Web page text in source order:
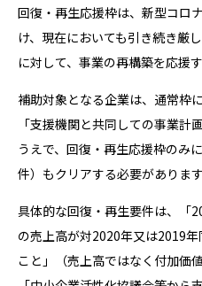
回復・再生応援枠は、新型コロ
け、現在においても引き続き厳
に対して、事業の再構築を応援
補助対象となる企業は、通常枠
「支援機関と共同しての事業計
うえで、回復・再生応援枠のみ
件）もクリアする必要があります
具体的な回復・再生要件は、「
の売上高が対2020年又は2019
こと」（売上高ではなく付加価